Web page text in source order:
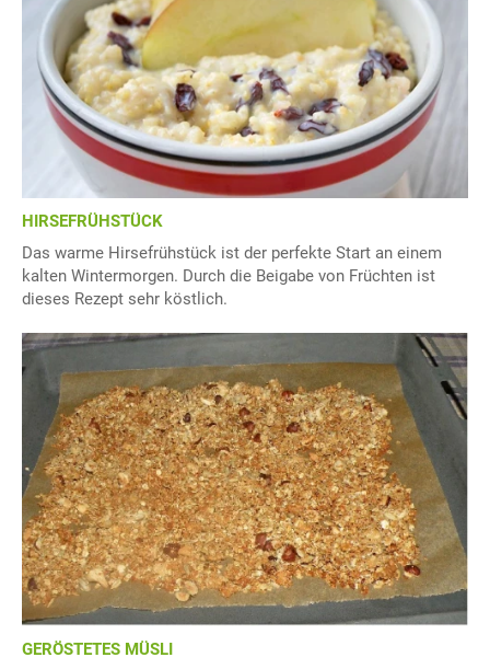
HIRSEFRÜHSTÜCK
Das warme Hirsefrühstück ist der perfekte Start an einem
kalten Wintermorgen. Durch die Beigabe von Früchten ist
dieses Rezept sehr köstlich.
GERÖSTETES MÜSLI